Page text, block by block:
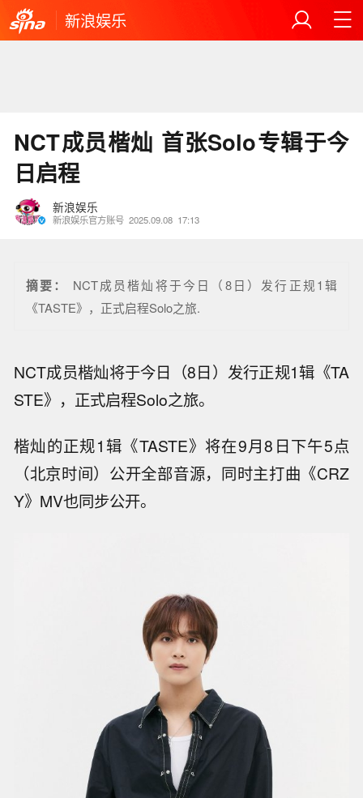
新浪娱乐
NCT成员楷灿 首张Solo专辑于今
日启程
新浪娱乐
新浪娱乐官方账号 2025.09.08 17:13
摘要：
NCT成员楷灿将于今日（8日）发行正规1辑
《TASTE》，正式启程Solo之旅.
NCT成员楷灿将于今日（8日）发行正规1辑《TA
STE》，正式启程Solo之旅。
楷灿的正规1辑《TASTE》将在9月8日下午5点
（北京时间）公开全部音源，同时主打曲《CRZ
Y》MV也同步公开。